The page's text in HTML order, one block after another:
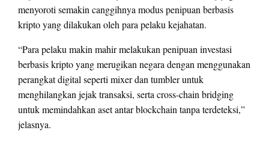
menyoroti semakin canggihnya modus penipuan berbasis
kripto yang dilakukan oleh para pelaku kejahatan.
“Para pelaku makin mahir melakukan penipuan investasi
berbasis kripto yang merugikan negara dengan menggunakan
perangkat digital seperti mixer dan tumbler untuk
menghilangkan jejak transaksi, serta cross-chain bridging
untuk memindahkan aset antar blockchain tanpa terdeteksi,”
jelasnya.